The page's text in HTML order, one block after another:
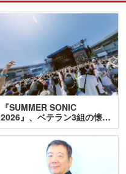
『SUMMER SONIC
2026』、ベテラン3組の懐…